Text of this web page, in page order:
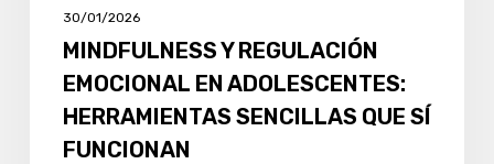
FUNCIONAN
30/01/2026
MINDFULNESS Y REGULACIÓN
EMOCIONAL EN ADOLESCENTES:
HERRAMIENTAS SENCILLAS QUE SÍ
FUNCIONAN